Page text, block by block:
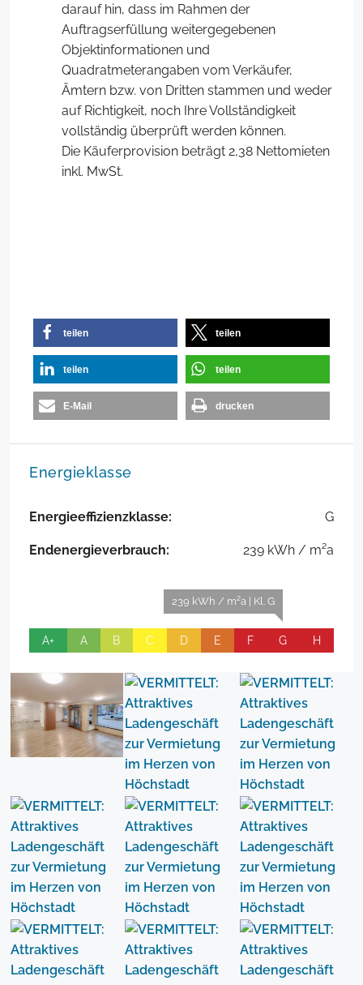
darauf hin, dass im Rahmen der
Auftragserfüllung weitergegebenen
Objektinformationen und
Quadratmeterangaben vom Verkäufer,
Ämtern bzw. von Dritten stammen und weder
auf Richtigkeit, noch Ihre Vollständigkeit
vollständig überprüft werden können.
Die Käuferprovision beträgt 2,38 Nettomieten
inkl. MwSt.
teilen teilen
teilen teilen
E-Mail drucken
Energieklasse
Energieeffizienzklasse: G
Endenergieverbrauch: 239 kWh / m²a
A+ A B C D E F
239 kWh / m²a | Kl. G
G H